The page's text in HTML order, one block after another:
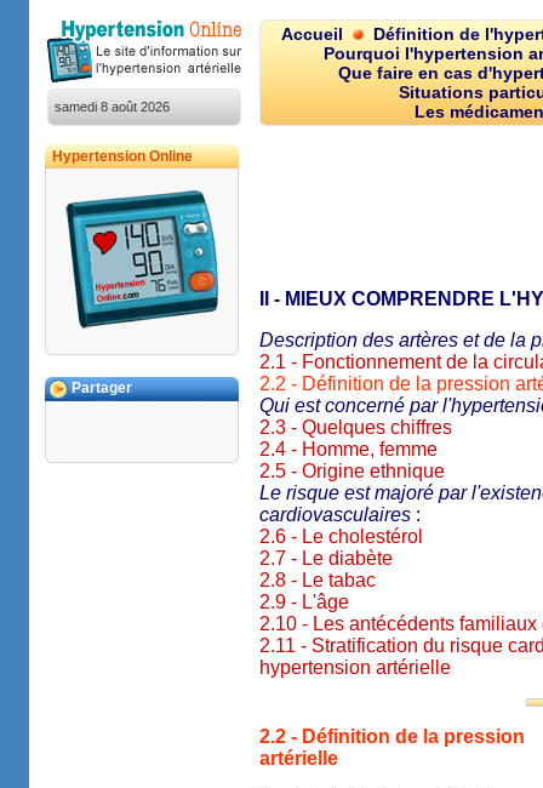
Accueil
Définition de
Pourquoi l'hypertension
Que faire en cas
Situations
Les
samedi 8 août 2026
Hypertension Online
Partager
II - MIEUX COMPRENDRE
Description des artères et de la
2.1 - Fonctionnement de la
2.2 - Définition de la pression
Qui est concerné par
2.3 - Quelques chiffres
2.4 - Homme, femme
2.5 - Origine ethnique
Le risque est majoré par
cardiovasculaires :
2.6 - Le cholestérol
2.7 - Le diabète
2.8 - Le tabac
2.9 - L'âge
2.10 - Les antécédents
2.11 - Stratification du risque
hypertension artérielle
2.2 - Définition de la pression
artérielle